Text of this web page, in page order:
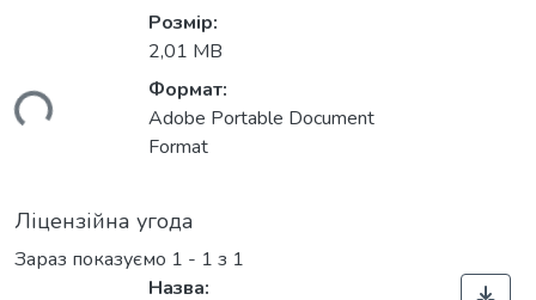
Розмір:
2,01 MB
Формат:
Adobe Portable Document
Format
Ліцензійна угода
Зараз показуємо 1 - 1 з 1
Назва: